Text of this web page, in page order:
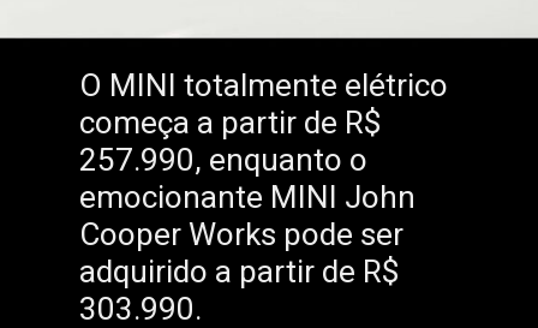
O MINI totalmente elétrico
começa a partir de R$
257.990, enquanto o
emocionante MINI John
Cooper Works pode ser
adquirido a partir de R$
303.990.